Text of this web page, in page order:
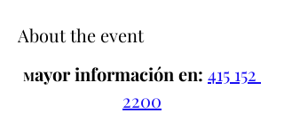
About the event
Mayor información en: 415 152
2200